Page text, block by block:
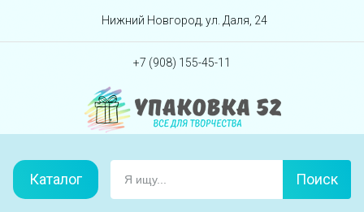
Перейти вниз
Нижний Новгород, ул. Даля, 24
+7 (908) 155-45-11
Каталог Поиск